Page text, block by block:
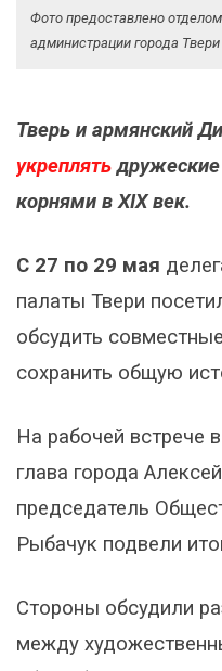
Фото предоставлено
администрации города Твери
Тверь и армянский
укреплять
корнями в XIX век.
С 27 по 29 мая
палаты Твери
обсудить
сохранить общую
На рабочей встрече
глава города
председатель
Рыбачук подвели
Стороны обсудили
между